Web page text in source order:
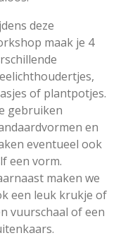
deze
maak je 4
of plantpotjes.
gebruiken
en
eventueel ook
een vorm.
maken we
een leuk krukje of
vuurschaal of een